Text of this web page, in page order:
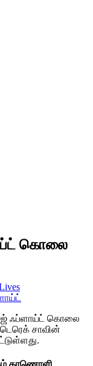
கொலை
ஃப்ளாய்ட் கொலை
சாவின்